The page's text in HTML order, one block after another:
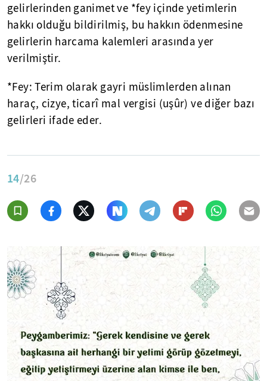
gelirlerinden ganimet ve *fey içinde yetimlerin
hakkı olduğu bildirilmiş, bu hakkın ödenmesine
gelirlerin harcama kalemleri arasında yer
verilmiştir.
*Fey: Terim olarak gayri müslimlerden alınan
haraç, cizye, ticarî mal vergisi (uşûr) ve diğer bazı
gelirleri ifade eder.
14/26